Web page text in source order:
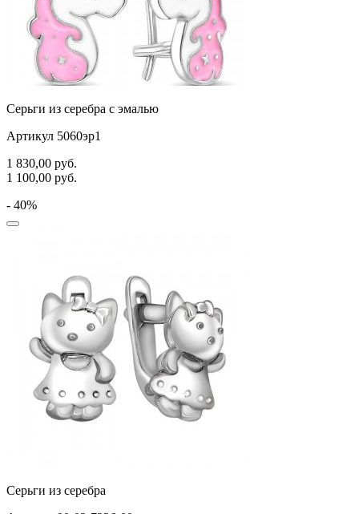
Серьги из серебра с эмалью
Артикул 5060эр1
1 830,00 руб.
1 100,00 руб.
- 40%
Серьги из серебра